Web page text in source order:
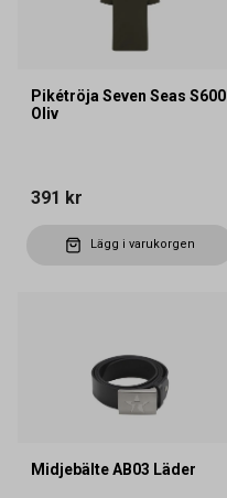
Pikétröja Seven Seas S600
Oliv
391 kr
Lägg i varukorgen
Midjebälte AB03 Läder